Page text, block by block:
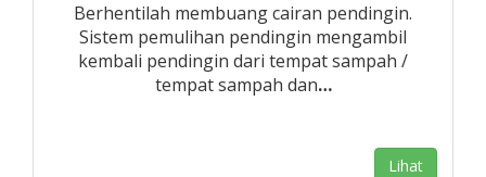
Berhentilah membuang cairan pendingin.
Sistem pemulihan pendingin mengambil
kembali pendingin dari tempat sampah /
tempat sampah dan…
Lihat